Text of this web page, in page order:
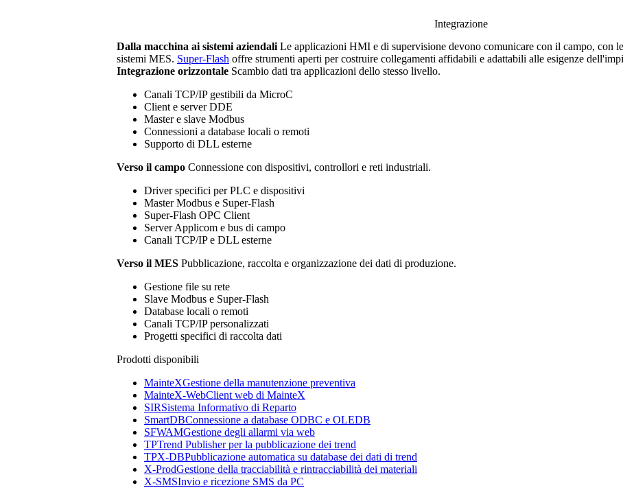
Integrazione
Dalla macchina ai sistemi aziendali Le applicazioni HMI e di supervisione devono comunicare con il campo, con
sistemi MES. Super-Flash offre strumenti aperti per costruire collegamenti affidabili e adattabili alle esigenze
Integrazione orizzontale Scambio dati tra applicazioni dello stesso livello.
Canali TCP/IP gestibili da MicroC
Client e server DDE
Master e slave Modbus
Connessioni a database locali o remoti
Supporto di DLL esterne
Verso il campo Connessione con dispositivi, controllori e reti industriali.
Driver specifici per PLC e dispositivi
Master Modbus e Super-Flash
Super-Flash OPC Client
Server Applicom e bus di campo
Canali TCP/IP e DLL esterne
Verso il MES Pubblicazione, raccolta e organizzazione dei dati di produzione.
Gestione file su rete
Slave Modbus e Super-Flash
Database locali o remoti
Canali TCP/IP personalizzati
Progetti specifici di raccolta dati
Prodotti disponibili
MainteXGestione della manutenzione preventiva
MainteX-WebClient web di MainteX
SIRSistema Informativo di Reparto
SmartDBConnessione a database ODBC e OLEDB
SFWAMGestione degli allarmi via web
TPTrend Publisher per la pubblicazione dei trend
TPX-DBPubblicazione automatica su database dei dati di trend
X-ProdGestione della tracciabilità e rintracciabilità dei materiali
X-SMSInvio e ricezione SMS da PC